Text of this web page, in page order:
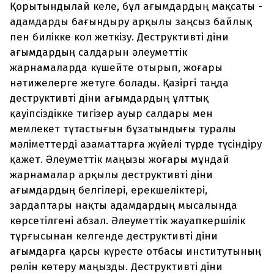
Қорытындылай келе, бұл ағымдардың мақсаты -
адамдарды бағындыру арқылы заңсыз байлық
пен билікке кол жеткізу. Деструктивті діни
ағымдардың салдарын әлеуметтік
жарнамаларда күшейте отырып, жоғары
нәтижелерге жетуге болады. Қазіргі таңда
деструктивті діни ағымдардың ұлттық
қауіпсіздікке тигізер ауыр салдары мен
мемлекет тұтастығын бұзатындығы туралы
мәліметтерді азаматтарға жүйелі түрде түсіндіру
қажет. Әлеуметтік маңызы жоғары мұндай
жарнамалар арқылы деструктивті діни
ағымдардың белгілері, ерекшеліктері,
зардаптары нақты адамдардың мысалында
көрсетілгені абзал. Әлеуметтік жауапкершілік
тұрғысынан келгенде деструктивті діни
ағымдарға қарсы күресте отбасы институтының
рөлін көтеру маңызды. Деструктивті діни